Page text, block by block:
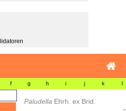
f g h i j k l
Paludella Ehrh. ex Brid.